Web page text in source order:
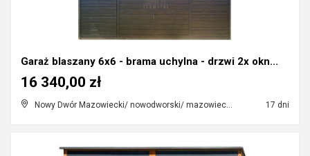
Garaż blaszany 6x6 - brama uchylna - drzwi 2x okn...
Nowy Dwór Mazowiecki/ nowodworski/ mazowieckie 17 dni
16 340,00 zł